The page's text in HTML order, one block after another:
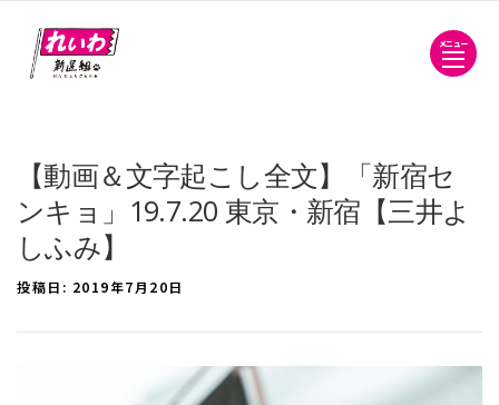
メニュー
【動画＆文字起こし全文】「新宿セ
ンキョ」19.7.20 東京・新宿【三井よ
しふみ】
投稿日: 2019年7月20日